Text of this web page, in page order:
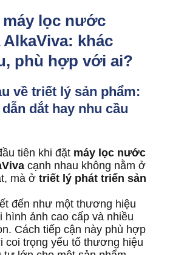
máy lọc nước
khác
phù hợp với ai?
về triết lý sản phẩm:
dắt hay nhu cầu
tiên khi đặt máy lọc nước
cạnh nhau không nằm ở
mà ở triết lý phát triển sản
đến như một thương hiệu
hình ảnh cao cấp và nhiều
Cách tiếp cận này phù hợp
trọng yếu tố thương hiệu